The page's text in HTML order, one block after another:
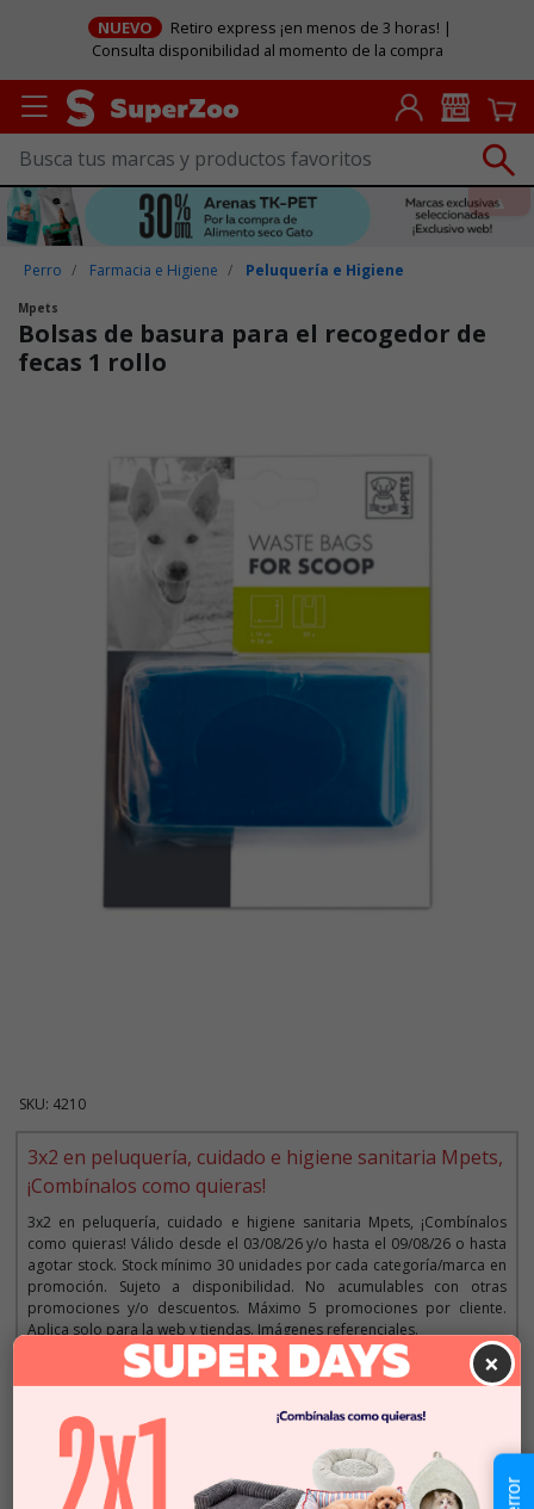
NUEVO
Retiro express ¡en menos de 3 horas! |
Consulta disponibilidad al momento de la compra
Perro Farmacia e Higiene Peluquería e Higiene
Mpets
Bolsas de basura para el recogedor de
fecas 1 rollo
SKU: 4210
3x2 en peluquería, cuidado e higiene sanitaria Mpets,
¡Combínalos como quieras!
3x2 en peluquería, cuidado e higiene sanitaria Mpets, ¡Combínalos
como quieras! Válido desde el 03/08/26 y/o hasta el 09/08/26 o hasta
agotar stock. Stock mínimo 30 unidades por cada categoría/marca en
promoción. Sujeto a disponibilidad. No acumulables con otras
promociones y/o descuentos. Máximo 5 promociones por cliente.
Aplica solo para la web y tiendas. Imágenes referenciales.
Descripción
Cantidad:
$2.990
×